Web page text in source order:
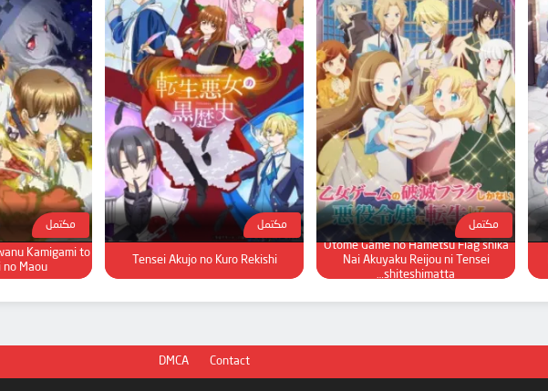
مكتمل
Otome Game no Hametsu Flag shika
Nai Akuyaku Reijou ni Tensei
shiteshimatta…
مكتمل
Tensei Akujo no Kuro Rekishi
مكتمل
Kamigami to
no Maou
DMCA Contact